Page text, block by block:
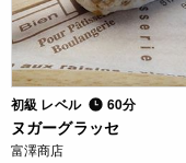
初級 レベル 60分
ヌガーグラッセ
富澤商店